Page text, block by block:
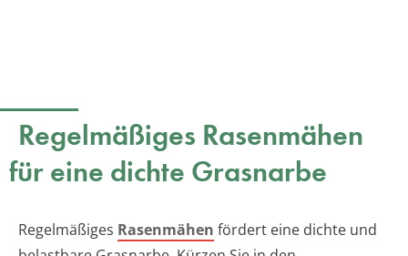
Regelmäßiges Rasenmähen
für eine dichte Grasnarbe
Regelmäßiges Rasenmähen fördert eine dichte und